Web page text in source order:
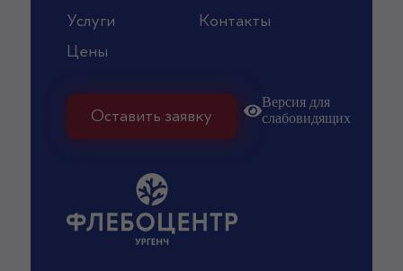
Услуги
Цены
Контакты
Оставить заявку
Версия для
слабовидящих